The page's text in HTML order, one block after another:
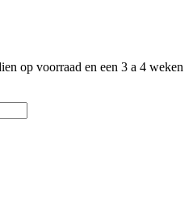
op voorraad en een 3 a 4 weken